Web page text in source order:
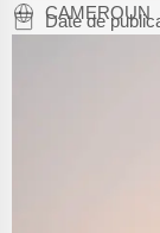
CAMEROUN
Date de